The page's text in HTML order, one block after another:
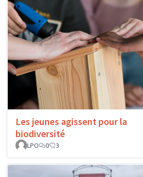
Les jeunes agissent pour la
biodiversité
LPO
0 3